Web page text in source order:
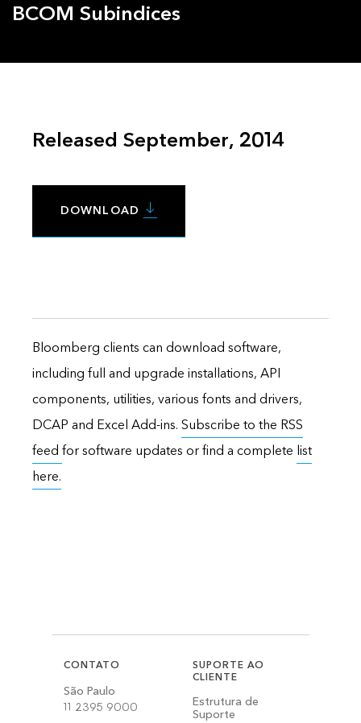
BCOM Subindices
Released September, 2014
DOWNLOAD
Bloomberg clients can download software,
including full and upgrade installations, API
components, utilities, various fonts and drivers,
DCAP and Excel Add-ins. Subscribe to the RSS
feed for software updates or find a complete list
here.
CONTATO
São Paulo
11 2395 9000
SUPORTE AO
CLIENTE
Estrutura de
Suporte